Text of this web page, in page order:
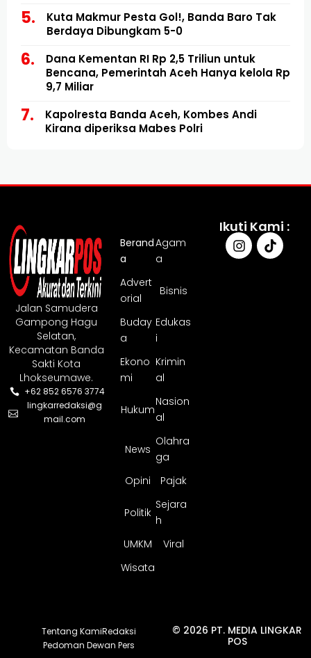
Kuta Makmur Pesta Gol!, Banda Baro Tak
Berdaya Dibungkam 5-0
Dana Kementan RI Rp 2,5 Triliun untuk
Bencana, Pemerintah Aceh Hanya kelola Rp
9,7 Miliar
Kapolresta Banda Aceh, Kombes Andi
Kirana diperiksa Mabes Polri
Jalan Samudera
Gampong Hagu
Selatan,
Kecamatan Banda
Sakti Kota
Lhokseumawe.
+62 852 6576 3774
lingkarredaksi@g
mail.com
Berand
a
Agam
a
Advert
orial
Bisnis
Buday
a
Edukas
i
Ekono
mi
Krimin
al
Hukum
Nasion
al
News
Olahra
ga
Opini
Pajak
Politik
Sejara
h
UMKM
Viral
Wisata
Ikuti Kami :
Tentang KamiRedaksi
Pedoman Dewan Pers
© 2026 PT. MEDIA LINGKAR
POS